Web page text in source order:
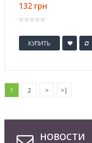
132 грн
КУПИТЬ
1 2 > >|
НОВОСТИ